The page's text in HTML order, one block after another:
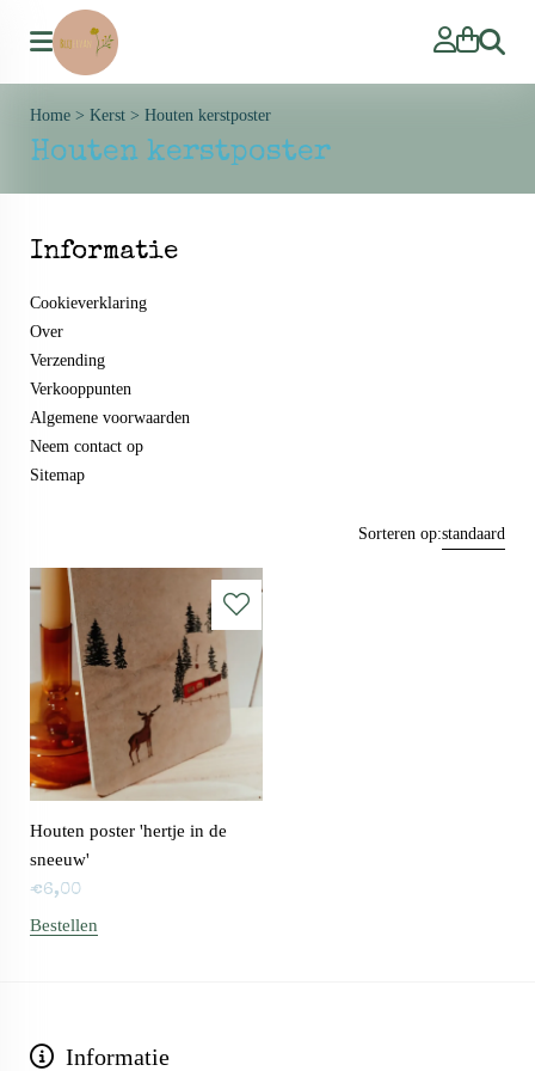
Zoeken
Home > Kerst > Houten kerstposter
Houten kerstposter
Informatie
Cookieverklaring
Over
Verzending
Verkooppunten
Algemene voorwaarden
Neem contact op
Sitemap
Sorteren op:standaard
Houten poster 'hertje in de
sneeuw'
€6,00
Bestellen
Informatie